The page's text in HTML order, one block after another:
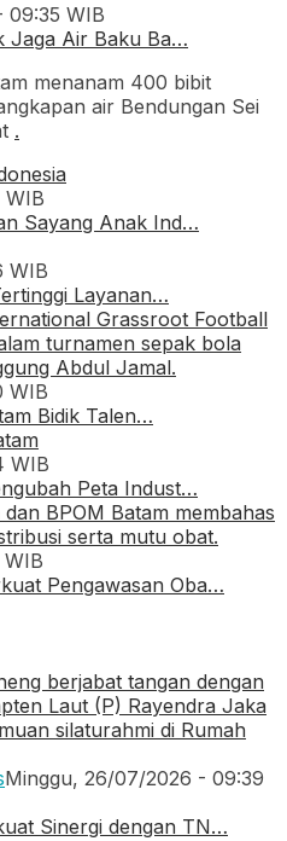
WIB
Jaga Air Baku Ba…
menanam 400 bibit
air Bendungan Sei
.
Sayang Anak Ind…
WIB
Layanan…
WIB
Bidik Talen…
WIB
Peta Indust…
Pengawasan Oba…
Minggu, 26/07/2026 - 09:39
Sinergi dengan TN…